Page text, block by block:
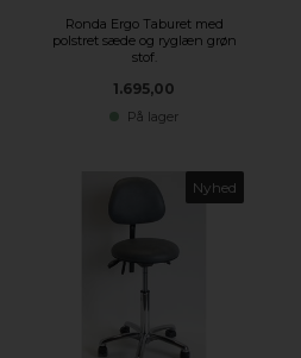
Ronda Ergo Taburet med
polstret sæde og ryglæn grøn
stof.
1.695,00
På lager
Nyhed